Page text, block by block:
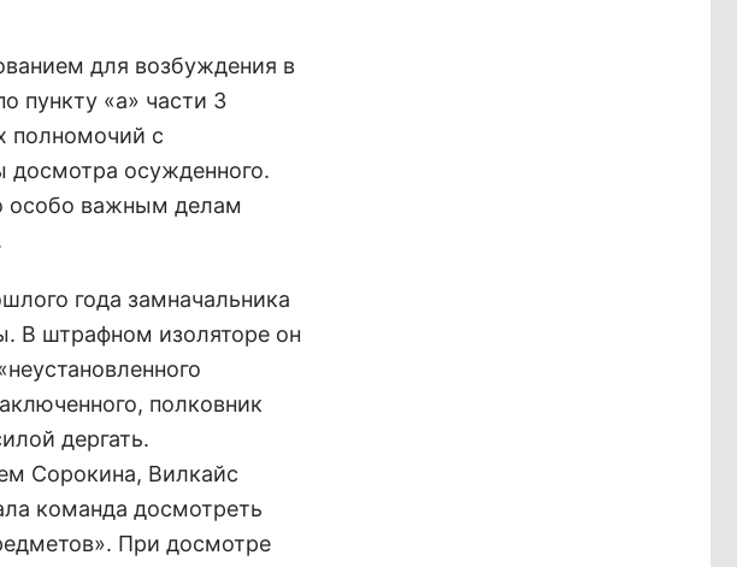
для возбуждения в
пункту «а» части 3
полномочий с
досмотра осужденного.
особо важным делам
года замначальника
В штрафном изоляторе он
полковник
дергать.
Сорокина, Вилкайс
команда досмотреть
При досмотре